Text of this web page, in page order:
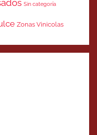
Sin categoría
Zonas Vinicolas